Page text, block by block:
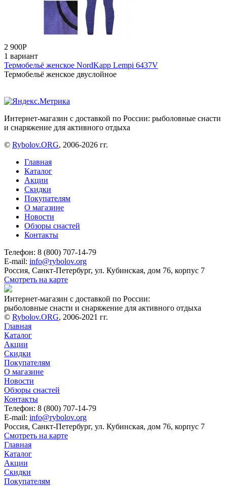
2 900Р
1 вариант
Термобельё женское NordKapp Lempi 6437V
Термобельё женское двуслойное
Интернет-магазин с доставкой по России: рыболовные снасти
и снаряжение для активного отдыха
© Rybolov.ORG, 2006-2026 гг.
Главная
Каталог
Акции
Скидки
Покупателям
О магазине
Новости
Обзоры снастей
Контакты
Телефон: 8 (800) 707-14-79
E-mail: info@rybolov.org
Россия, Санкт-Петербург, ул. Кубинская, дом 76, корпус 7
Смотреть на карте
Интернет-магазин с доставкой по России:
рыболовные снасти и снаряжение для активного отдыха
© Rybolov.ORG, 2006-2021 гг.
Главная
Каталог
Акции
Скидки
Покупателям
О магазине
Новости
Обзоры снастей
Контакты
Телефон: 8 (800) 707-14-79
E-mail: info@rybolov.org
Россия, Санкт-Петербург, ул. Кубинская, дом 76, корпус 7
Смотреть на карте
Главная
Каталог
Акции
Скидки
Покупателям